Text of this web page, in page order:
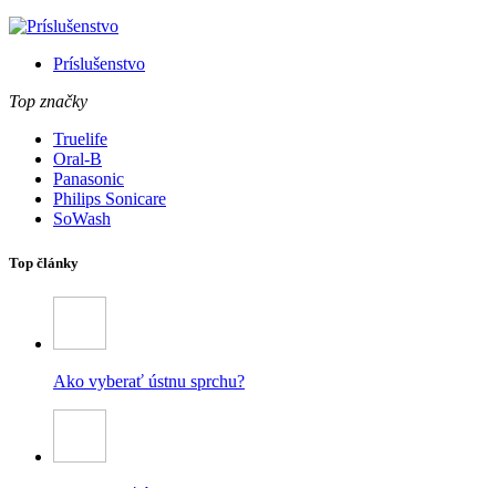
Príslušenstvo
Top značky
Truelife
Oral-B
Panasonic
Philips Sonicare
SoWash
Top články
Ako vyberať ústnu sprchu?